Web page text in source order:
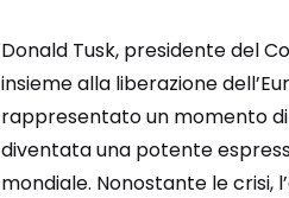
Donald Tusk, presidente del
insieme alla liberazione
rappresentato un momento
diventata una potente
mondiale. Nonostante le crisi,